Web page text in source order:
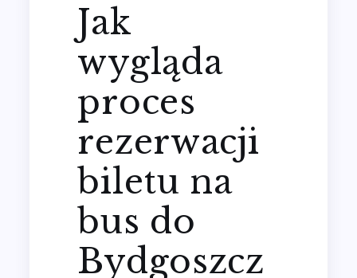
Jak
wygląda
proces
rezerwacji
biletu na
bus do
Bydgoszcz